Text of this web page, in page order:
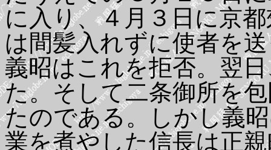
に入り、４月３日に京
は間髪入れずに使者を
義昭はこれを拒否。翌
た。そして二条御所を
たのである。しかし義
業を煮やした信長は正